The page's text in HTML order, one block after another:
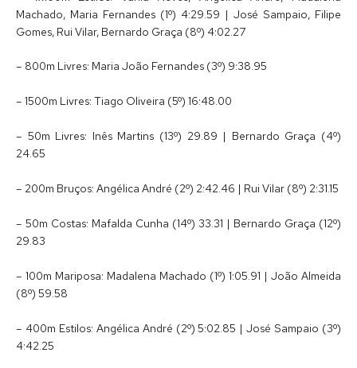
Machado, Maria Fernandes (1º) 4:29.59 | José Sampaio, Filipe
Gomes, Rui Vilar, Bernardo Graça (8º) 4:02.27
– 800m Livres: Maria João Fernandes (3º) 9:38.95
– 1500m Livres: Tiago Oliveira (5º) 16:48.00
– 50m Livres: Inês Martins (13º) 29.89 | Bernardo Graça (4º)
24.65
– 200m Bruços: Angélica André (2º) 2:42.46 | Rui Vilar (8º) 2:31.15
– 50m Costas: Mafalda Cunha (14º) 33.31 | Bernardo Graça (12º)
29.83
– 100m Mariposa: Madalena Machado (1º) 1:05.91 | João Almeida
(8º) 59.58
– 400m Estilos: Angélica André (2º) 5:02.85 | José Sampaio (3º)
4:42.25